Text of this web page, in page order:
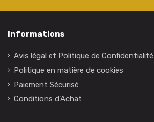
Informations
Avis légal et Politique de Confidentialité
Politique en matière de cookies
Paiement Sécurisé
Conditions d'Achat